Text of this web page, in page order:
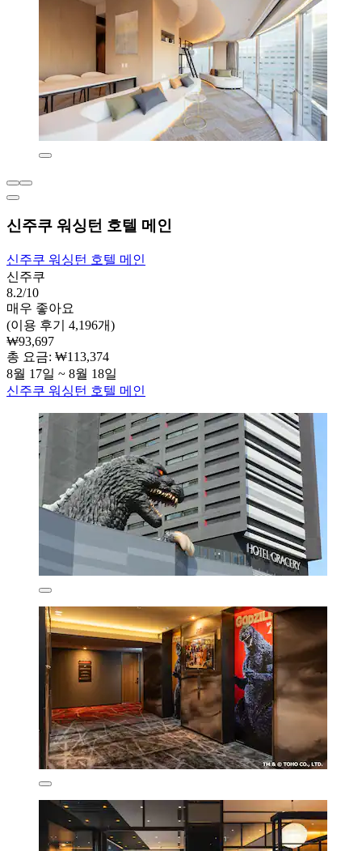
신주쿠 워싱턴 호텔 메인
신주쿠 워싱턴 호텔 메인
신주쿠
8.2/10
매우 좋아요
(이용 후기 4,196개)
₩93,697
총 요금: ₩113,374
8월 17일 ~ 8월 18일
신주쿠 워싱턴 호텔 메인